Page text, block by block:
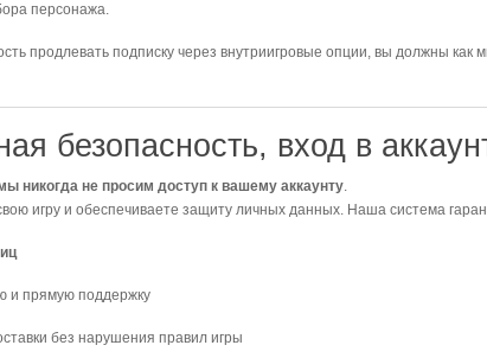
персонажа.
продлевать подписку через внутриигровые опции, вы должны
безопасность, вход в
никогда не просим доступ к вашему аккаунту.
игру и обеспечиваете защиту личных данных. Наша система
и прямую поддержку
без нарушения правил игры